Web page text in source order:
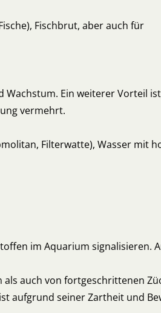
Fischbrut, aber auch für
Ein weiterer Vorteil
vermehrt.
Filterwatte), Wasser mit
im Aquarium signalisieren.
auch von fortgeschrittenen
aufgrund seiner Zartheit und